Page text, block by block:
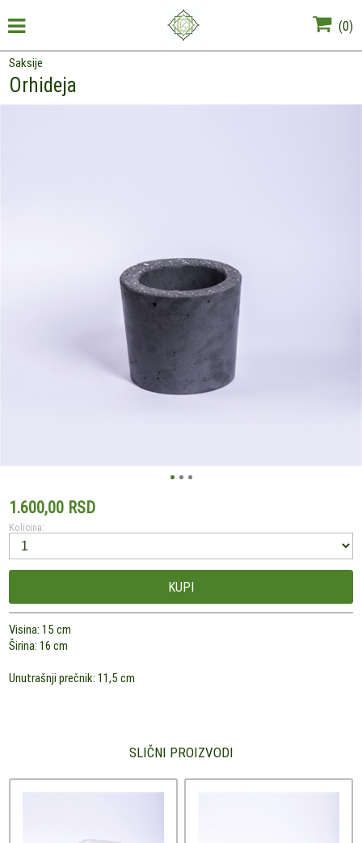
(0)
Saksije
Orhideja
1.600,00 RSD
Kolicina:
KUPI
Visina: 15 cm
Širina: 16 cm
Unutrašnji prečnik: 11,5 cm
SLIČNI PROIZVODI